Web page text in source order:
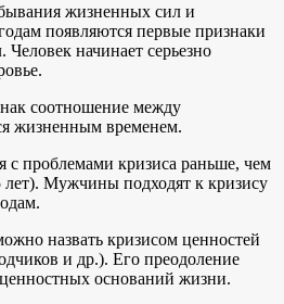
жизненных сил и
появляются первые признаки
начинает серьезно
соотношение между
жизненным временем.
проблемами кризиса раньше, чем
Мужчины подходят к кризису
назвать кризисом ценностей
и др.). Его преодоление
оснований жизни.